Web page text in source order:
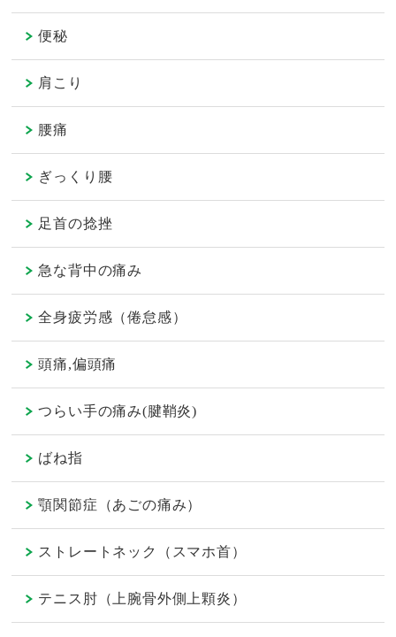
便秘
肩こり
腰痛
ぎっくり腰
足首の捻挫
急な背中の痛み
全身疲労感（倦怠感）
頭痛,偏頭痛
つらい手の痛み(腱鞘炎)
ばね指
顎関節症（あごの痛み）
ストレートネック（スマホ首）
テニス肘（上腕骨外側上顆炎）